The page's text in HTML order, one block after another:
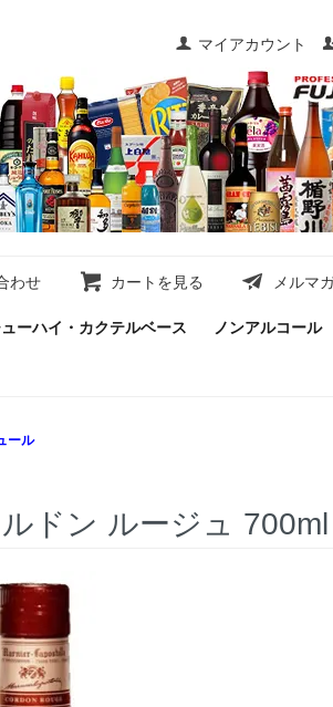
マイアカウント
わせ カートを見る メルマ
ーハイ・カクテルベース ノンアルコール
ール
ドン ルージュ 700ml